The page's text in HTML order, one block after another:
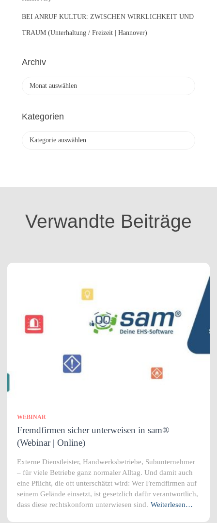
BEI ANRUF KULTUR: ZWISCHEN WIRKLICHKEIT UND
TRAUM (Unterhaltung / Freizeit | Hannover)
Archiv
h
Kategorien
o
Verwandte Beiträge
WEBINAR
Fremdfirmen sicher unterweisen in sam®
(Webinar | Online)
Externe Dienstleister, Handwerksbetriebe, Subunternehmer
– für viele Betriebe ganz normaler Alltag. Und damit auch
eine Pflicht, die oft unterschätzt wird: Wer Fremdfirmen auf
seinem Gelände einsetzt, ist gesetzlich dafür verantwortlich,
dass diese rechtskonform unterwiesen sind. Weiterlesen…